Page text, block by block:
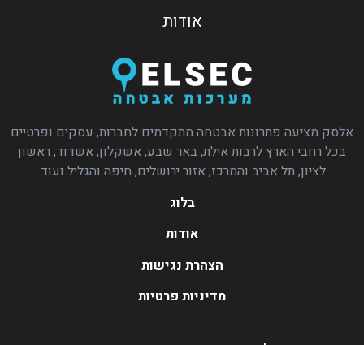
אודות
אלסק מציעה פתרונות אבטחה מתקדמים לחברות, עסקים ופרטיים
בכל רחבי הארץ לרבות אילת, באר שבע, אשקלון, אשדוד, ראשון
לציון, תל אביב והמרכז, אזור ירושלים, חיפה והגליל ועוד.
בלוג
אודות
הצהרת נגישות
מדיניות פרטיות